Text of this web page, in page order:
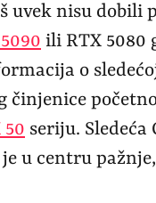
uvek nisu dobili
ili RTX 5080
o
činjenice
50 seriju. Sledeća
je u centru